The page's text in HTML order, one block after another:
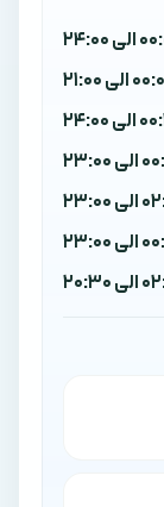
24:00
الی 21:00
24:00
23:00
23:00
23:00
20:30